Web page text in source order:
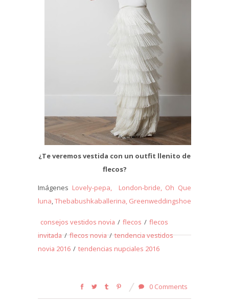
¿Te veremos vestida con un outfit llenito de
flecos?
Imágenes Lovely-pepa, London-bride, Oh Que
luna,Thebabushkaballerina, Greenweddingshoes,
consejos vestidos novia / flecos / flecos
invitada / flecos novia / tendencia vestidos
novia 2016 / tendencias nupciales 2016
0 Comments